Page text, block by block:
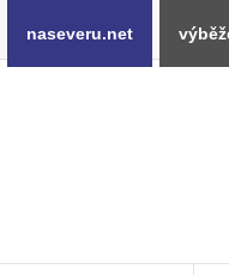
naseveru.net